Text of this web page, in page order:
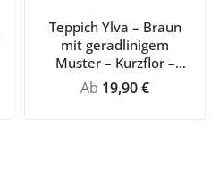
Teppich Ylva – Braun
mit geradlinigem
Muster – Kurzflor –
modern & pflegeleicht
für Flur & Wohnraum
Regulärer Preis:
Ab 19,90 €